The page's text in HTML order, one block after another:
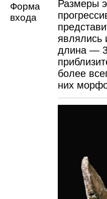
Форма
входа
Размеры
являлись
длина —
более
них